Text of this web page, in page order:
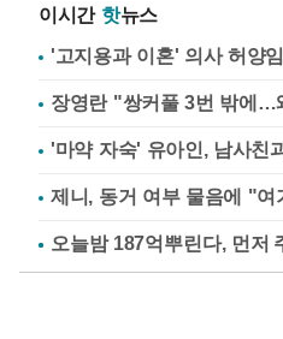
이시간 핫뉴스
'고지용과 이혼' 의사 허양
장영란 "쌍커풀 3번 밖에…
'마약 자숙' 유아인, 남사친
제니, 동거 여부 물음에 "